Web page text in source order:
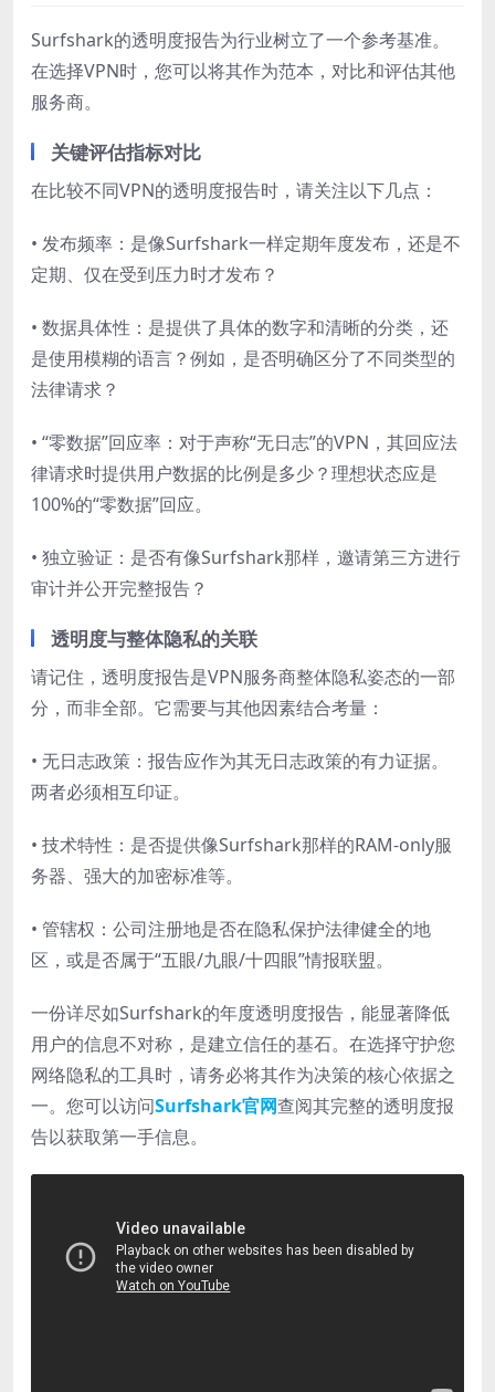
Surfshark的透明度报告为行业树立了一个参考基准。
在选择VPN时，您可以将其作为范本，对比和评估其他
服务商。
关键评估指标对比
在比较不同VPN的透明度报告时，请关注以下几点：
• 发布频率：是像Surfshark一样定期年度发布，还是不
定期、仅在受到压力时才发布？
• 数据具体性：是提供了具体的数字和清晰的分类，还
是使用模糊的语言？例如，是否明确区分了不同类型的
法律请求？
• “零数据”回应率：对于声称“无日志”的VPN，其回应法
律请求时提供用户数据的比例是多少？理想状态应是
100%的“零数据”回应。
• 独立验证：是否有像Surfshark那样，邀请第三方进行
审计并公开完整报告？
透明度与整体隐私的关联
请记住，透明度报告是VPN服务商整体隐私姿态的一部
分，而非全部。它需要与其他因素结合考量：
• 无日志政策：报告应作为其无日志政策的有力证据。
两者必须相互印证。
• 技术特性：是否提供像Surfshark那样的RAM-only服
务器、强大的加密标准等。
• 管辖权：公司注册地是否在隐私保护法律健全的地
区，或是否属于“五眼/九眼/十四眼”情报联盟。
一份详尽如Surfshark的年度透明度报告，能显著降低
用户的信息不对称，是建立信任的基石。在选择守护您
网络隐私的工具时，请务必将其作为决策的核心依据之
一。您可以访问Surfshark官网查阅其完整的透明度报
告以获取第一手信息。